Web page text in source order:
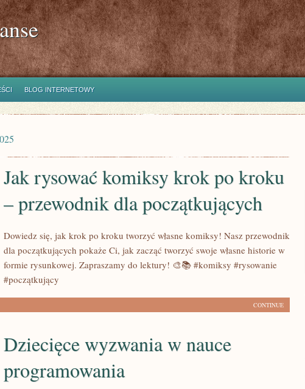
BLOG INTERNETOWY
Jak rysować komiksy krok po kroku
– przewodnik dla początkujących
Dowiedz się, jak krok po kroku tworzyć własne komiksy! Nasz przewodnik
dla początkujących pokaże Ci, jak zacząć tworzyć swoje własne historie w
formie rysunkowej. Zapraszamy do lektury! 🎨📚 #komiksy #rysowanie
#początkujący
CONTINUE
Dziecięce wyzwania w nauce
programowania